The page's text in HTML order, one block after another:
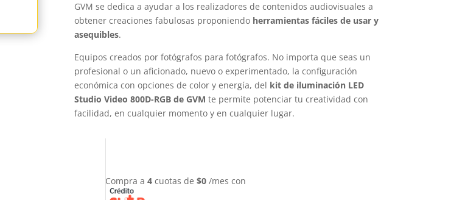
GVM se dedica a ayudar a los realizadores de contenidos audiovisuales a
obtener creaciones fabulosas proponiendo herramientas fáciles de usar y
asequibles.
Equipos creados por fotógrafos para fotógrafos. No importa que seas un
profesional o un aficionado, nuevo o experimentado, la configuración
económica con opciones de color y energía, del kit de iluminación LED
Studio Video 800D-RGB de GVM te permite potenciar tu creatividad con
facilidad, en cualquier momento y en cualquier lugar.
Compra a 4cuotas de $0 /mes con